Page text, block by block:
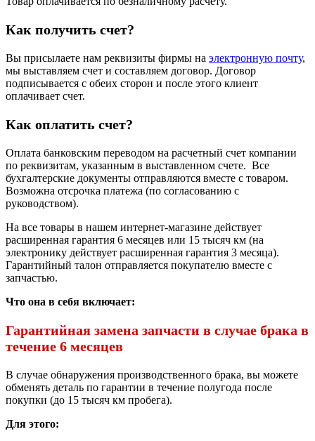
Как получить счет?
Вы присылаете нам реквизиты фирмы на электронную почту,
мы выставляем счет и составляем договор. Договор
подписывается с обеих сторон и после этого клиент
оплачивает счет.
Как оплатить счет?
Оплата банковским переводом на расчетный счет компании
по реквизитам, указанным в выставленном счете. Все
бухгалтерские документы отправляются вместе с товаром.
Возможна отсрочка платежа (по согласованию с
руководством).
На все товары в нашем интернет-магазине действует
расширенная гарантия 6 месяцев или 15 тысяч км (на
электронику действует расширенная гарантия 3 месяца).
Гарантийный талон отправляется покупателю вместе с
запчастью.
Что она в себя включает:
Гарантийная замена запчасти в случае брака в
течение 6 месяцев
В случае обнаружения производственного брака, вы можете
обменять деталь по гарантии в течение полугода после
покупки (до 15 тысяч км пробега).
Для этого: